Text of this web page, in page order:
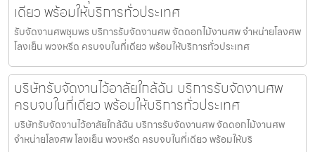
เดียว พร้อมให้บริการทั่วประเทศ
รับจัดงานศพชุมพร บริการรับจัดงานศพ จัดดอกไม้งานศพ จำหน่ายโลงศพ
โลงเย็น พวงหรีด ครบจบในที่เดียว พร้อมให้บริการทั่วประเทศ
บริษัทรับจัดงานไว้อาลัยใกล้ฉัน บริการรับจัดงานศพ
ครบจบในที่เดียว พร้อมให้บริการทั่วประเทศ
บริษัทรับจัดงานไว้อาลัยใกล้ฉัน บริการรับจัดงานศพ จัดดอกไม้งานศพ
จำหน่ายโลงศพ โลงเย็น พวงหรีด ครบจบในที่เดียว พร้อมให้บริ